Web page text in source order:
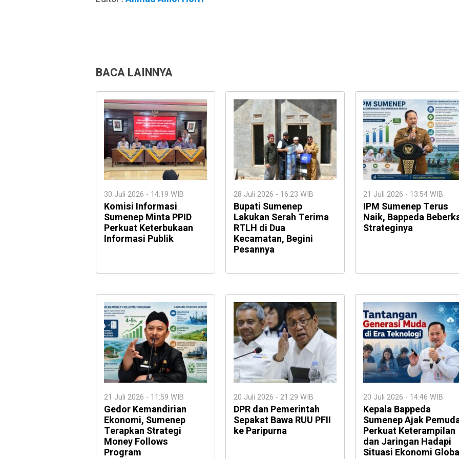
BACA LAINNYA
30 Juli 2026 - 14:19 WIB
Komisi Informasi
Sumenep Minta PPID
Perkuat Keterbukaan
Informasi Publik
28 Juli 2026 - 16:23 WIB
Bupati Sumenep
Lakukan Serah Terima
RTLH di Dua
Kecamatan, Begini
Pesannya
21 Juli 2026 - 13:54 WIB
IPM Sumenep Terus
Naik, Bappeda
Strateginya
21 Juli 2026 - 11:59 WIB
Gedor Kemandirian
Ekonomi, Sumenep
Terapkan Strategi
Money Follows
Program
20 Juli 2026 - 21:29 WIB
DPR dan Pemerintah
Sepakat Bawa RUU PFII
ke Paripurna
20 Juli 2026 - 14:46 WIB
Kepala Bappeda
Sumenep Ajak
Perkuat Keterampilan
dan Jaringan Hadapi
Situasi Ekonomi